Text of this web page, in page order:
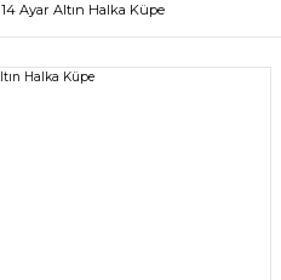
14 Ayar Altın Halka Küpe